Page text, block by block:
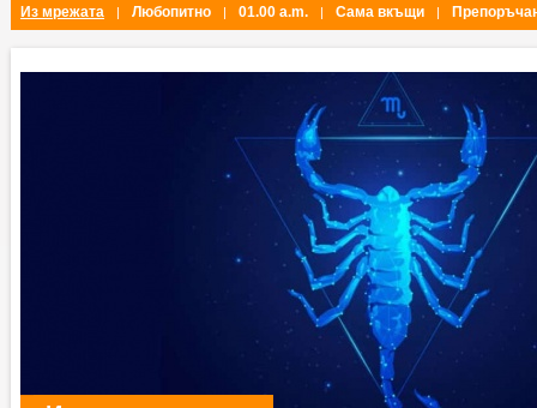
Из мрежата
| Любопитно | 01.00 a.m. | Сама вкъщи |